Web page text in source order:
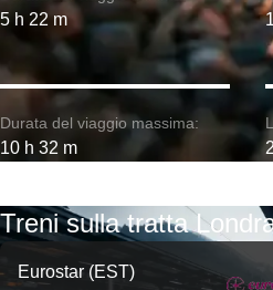
5 h 22 m
Durata del viaggio massima:
10 h 32 m
Treni sulla tratta
Eurostar (EST)